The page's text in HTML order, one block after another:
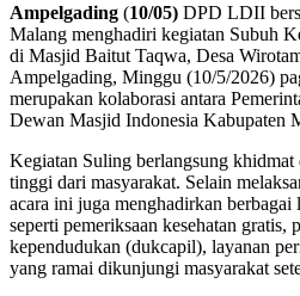
Ampelgading (10/05) DPD LDII
Malang menghadiri kegiatan Subuh
di Masjid Baitut Taqwa, Desa
Ampelgading, Minggu (10/5/2026)
merupakan kolaborasi antara
Dewan Masjid Indonesia Kabupaten
Kegiatan Suling berlangsung khidmat
tinggi dari masyarakat. Selain
acara ini juga menghadirkan berbagai
seperti pemeriksaan kesehatan gratis,
kependudukan (dukcapil), layanan
yang ramai dikunjungi masyarakat